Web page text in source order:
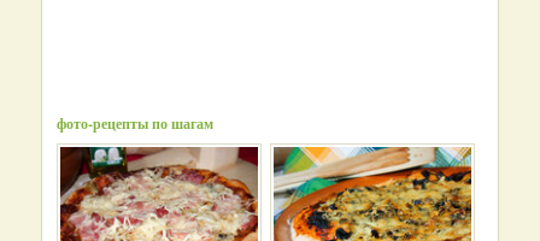
фото-рецепты по шагам